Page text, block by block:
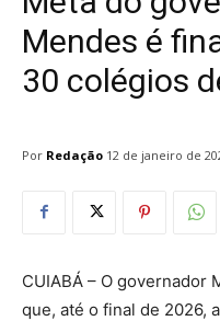
Mendes é
30 colégios
Por Redação 12 de janeiro de
CUIABÁ – O governador
que, até o final de 2026,